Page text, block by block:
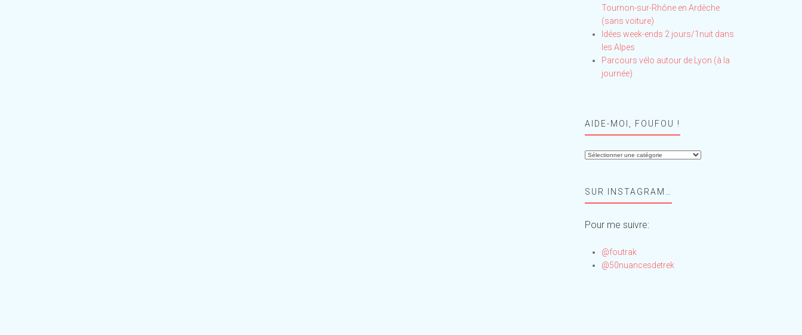
Tournon-sur-Rhône en Ardèche
(sans voiture)
Idées week-ends 2 jours/1nuit dans
les Alpes
Parcours vélo autour de Lyon (à la
journée)
AIDE-MOI, FOUFOU !
Aide-
!SUR INSTAGRAM…
Pour me suivre:
@foutrak
@50nuancesdetrek